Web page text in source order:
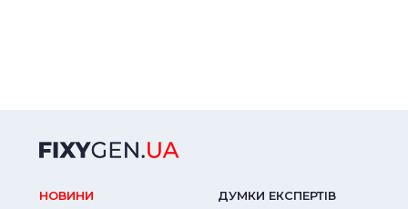
НОВИНИ ДУМКИ ЕКСПЕРТIВ